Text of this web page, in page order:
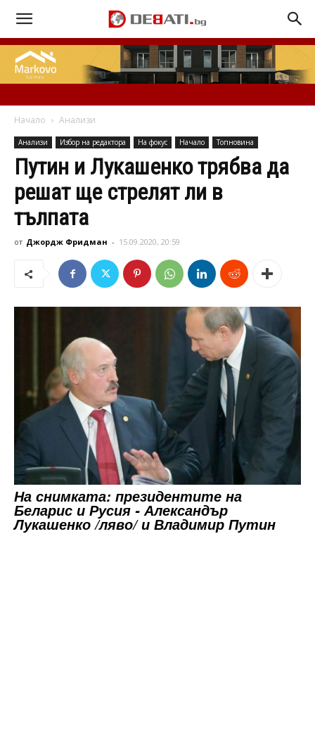
Начало Анализи
Анализи Избор на редактора На фокус Начало Топновина
Путин и Лукашенко трябва да
решат ще стрелят ли в
тълпата
от Джордж Фридман - 15.09.2020, 20:59
На снимката: президентите на
Беларис и Русия - Александър
Лукашенко /ляво/ и Владимир Путин